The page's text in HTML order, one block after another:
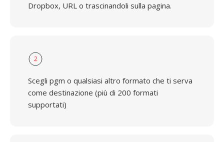
Dropbox, URL o trascinandoli sulla pagina.
2
Scegli pgm o qualsiasi altro formato che ti serva
come destinazione (più di 200 formati
supportati)